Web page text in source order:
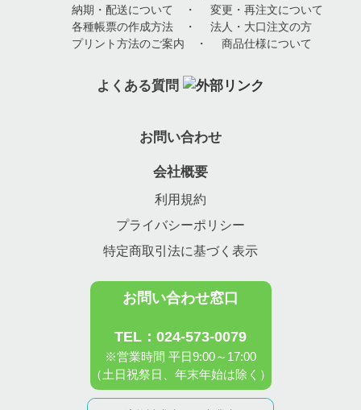
納期・配送について
・ 変更・再注文について
各種帳票の作成方法 ・ 法人・大口注文の方
プリント方法のご案内 ・ 商品仕様について
よくある質問
お問い合わせ
会社概要
利用規約
プライバシーポリシー
特定商取引法に基づく表示
お問い合わせ窓口
TEL：024-573-0079
※営業時間 平日9:00～17:00
（土日祝祭日、年末年始は除く）